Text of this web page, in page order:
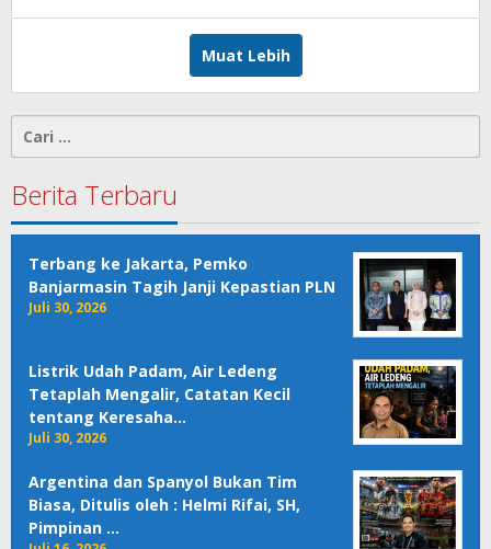
Muat Lebih
Cari
untuk:
Berita Terbaru
Terbang ke Jakarta, Pemko
Banjarmasin Tagih Janji Kepastian PLN
Juli 30, 2026
Listrik Udah Padam, Air Ledeng
Tetaplah Mengalir, Catatan Kecil
tentang Keresaha…
Juli 30, 2026
Argentina dan Spanyol Bukan Tim
Biasa, Ditulis oleh : Helmi Rifai, SH,
Pimpinan …